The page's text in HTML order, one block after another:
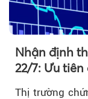
Nhận định
22/7: Ưu
Thị trường